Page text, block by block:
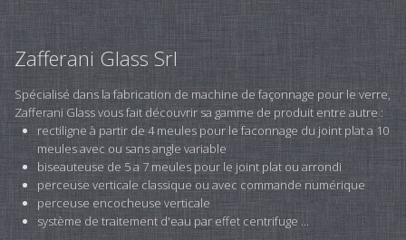
Zafferani Glass Srl
Spécialisé dans la fabrication de machine de façonnage pour le verre,
Zafferani Glass vous fait découvrir sa gamme de produit entre autre :
rectiligne à partir de 4 meules pour le faconnage du joint plat a 10
meules avec ou sans angle variable
biseauteuse de 5 a 7 meules pour le joint plat ou arrondi
perceuse verticale classique ou avec commande numérique
perceuse encocheuse verticale
système de traitement d'eau par effet centrifuge ...